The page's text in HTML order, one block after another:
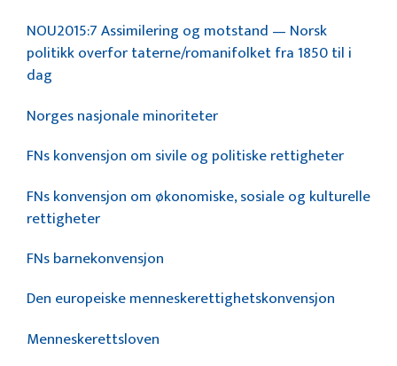
NOU2015:7 Assimilering og motstand — Norsk
politikk overfor taterne/romanifolket fra 1850 til i
dag
Norges nasjonale minoriteter
FNs konvensjon om sivile og politiske rettigheter
FNs konvensjon om økonomiske, sosiale og kulturelle
rettigheter
FNs barnekonvensjon
Den europeiske menneskerettighetskonvensjon
Menneskerettsloven